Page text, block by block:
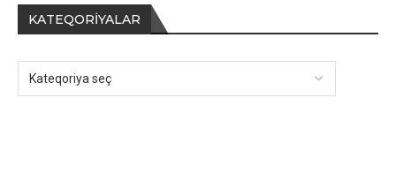
KATEQORIYALAR